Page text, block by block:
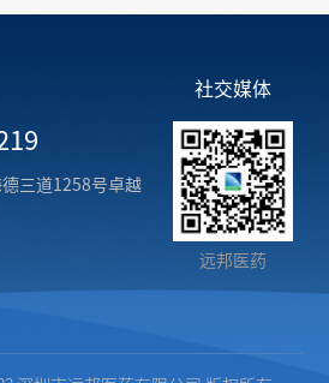
三道1258号卓越
社交媒体
远邦医药